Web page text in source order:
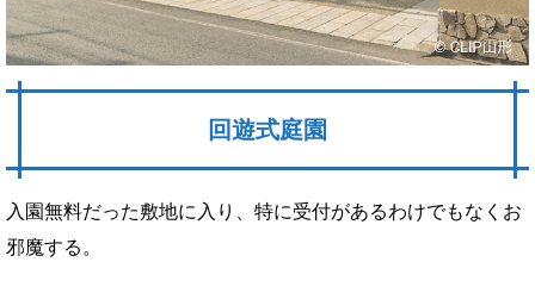
回遊式庭園
入園無料だった敷地に入り、特に受付があるわけでもなくお
邪魔する。